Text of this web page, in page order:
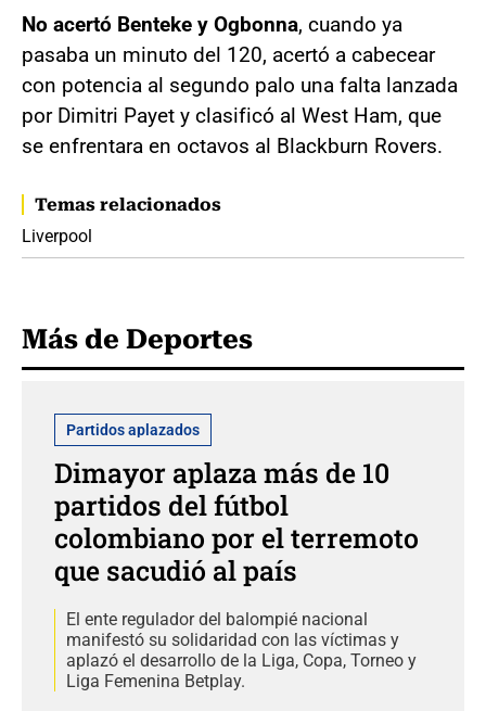
No acertó Benteke y Ogbonna, cuando ya
pasaba un minuto del 120, acertó a cabecear
con potencia al segundo palo una falta lanzada
por Dimitri Payet y clasificó al West Ham, que
se enfrentara en octavos al Blackburn Rovers.
Temas relacionados
Liverpool
Más de Deportes
Partidos aplazados
Dimayor aplaza más de 10
partidos del fútbol
colombiano por el terremoto
que sacudió al país
El ente regulador del balompié nacional
manifestó su solidaridad con las víctimas y
aplazó el desarrollo de la Liga, Copa, Torneo y
Liga Femenina Betplay.